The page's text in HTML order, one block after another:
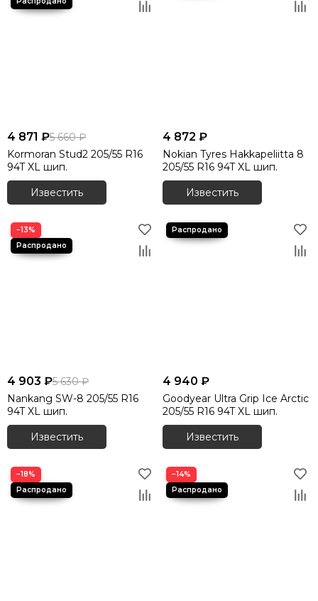
4 871 ₽5 660 ₽
Kormoran Stud2 205/55 R16
94T XL шип.
Известить
4 872 ₽
Nokian Tyres Hakkapeliitta 8
205/55 R16 94T XL шип.
Известить
−13%
4 903 ₽5 630 ₽
Nankang SW-8 205/55 R16
94T XL шип.
Известить
4 940 ₽
Goodyear Ultra Grip Ice Arctic
205/55 R16 94T XL шип.
Известить
−18% −14%